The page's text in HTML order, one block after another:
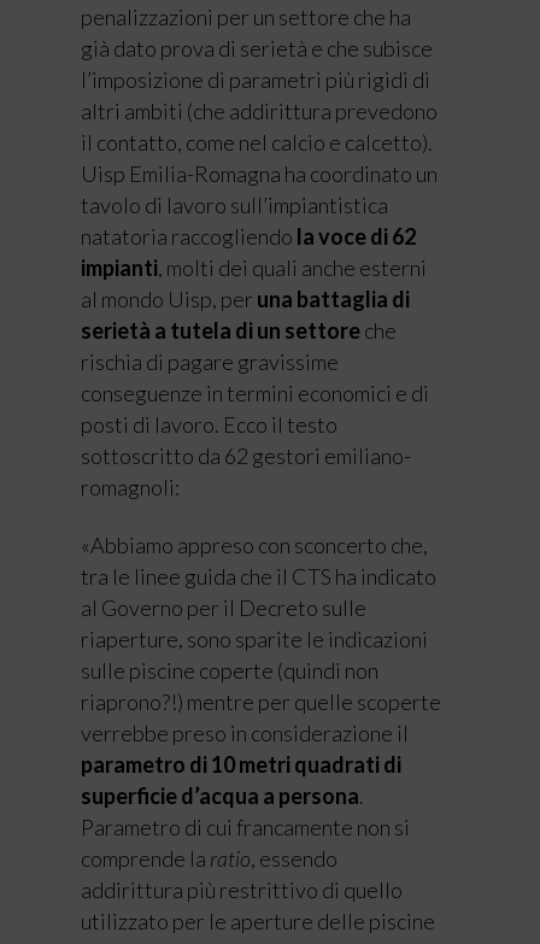
penalizzazioni per un settore che ha
già dato prova di serietà e che subisce
l’imposizione di parametri più rigidi di
altri ambiti (che addirittura prevedono
il contatto, come nel calcio e calcetto).
Uisp Emilia-Romagna ha coordinato un
tavolo di lavoro sull’impiantistica
natatoria raccogliendo la voce di 62
impianti, molti dei quali anche esterni
al mondo Uisp, per una battaglia di
serietà a tutela di un settoreche
rischia di pagare gravissime
conseguenze in termini economici e di
posti di lavoro. Ecco il testo
sottoscritto da 62 gestori emiliano-
romagnoli:
«Abbiamo appreso con sconcerto che,
tra le linee guida che il CTS ha indicato
al Governo per il Decreto sulle
riaperture, sono sparite le indicazioni
sulle piscine coperte (quindi non
riaprono?!) mentre per quelle scoperte
verrebbe preso in considerazione il
parametro di 10 metri quadrati di
superficie d’acqua a persona.
Parametro di cui francamente non si
comprende la ratio, essendo
addirittura più restrittivo di quello
utilizzato per le aperture delle piscine